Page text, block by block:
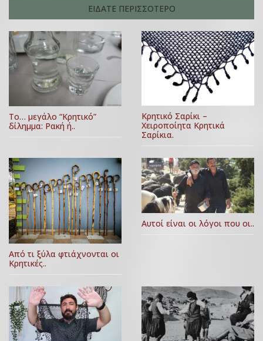
ΕΙΔΑΤΕ ΠΕΡΙΣΣΟΤΕΡΟ
Το… μεγάλο “Κρητικό”
δίλημμα: Ρακή ή..
Κρητικό Σαρίκι –
Χειροποίητα Κρητικά
Σαρίκια.
Από τι ξύλα φτιάχνονται οι
Κρητικές..
Αυτοί είναι οι λόγοι που οι..